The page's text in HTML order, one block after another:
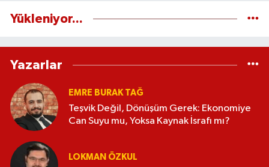
Yükleniyor...
Yazarlar
EMRE BURAK TAĞ
Teşvik Değil, Dönüşüm Gerek: Ekonomiye
Can Suyu mu, Yoksa Kaynak İsrafı mı?
LOKMAN ÖZKUL